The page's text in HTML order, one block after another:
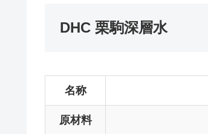
DHC 栗駒深層水
名称
原材料